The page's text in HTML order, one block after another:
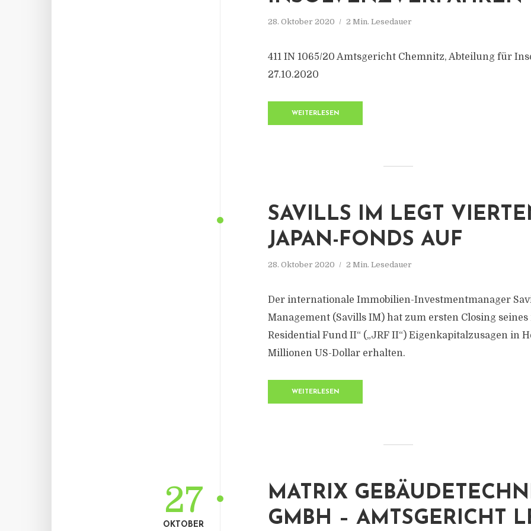
28. Oktober 2020 2 Min. Lesedauer
411 IN 1065/20 Amtsgericht Chemnitz, Abteilung für
27.10.2020
WEITERLESEN
SAVILLS IM LEGT
JAPAN-FONDS AUF
28. Oktober 2020 2 Min. Lesedauer
Der internationale Immobilien-Investmentmanager
Management (Savills IM) hat zum ersten Closing seines
Residential Fund II“ („JRF II“) Eigenkapitalzusagen in
Millionen US-Dollar erhalten.
WEITERLESEN
MATRIX
GMBH – AMTSGERICHT
27
OKTOBER